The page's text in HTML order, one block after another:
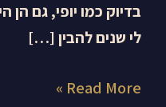
בדיוק כמו יופי, גם
לי שנים להבין […]
Read More »